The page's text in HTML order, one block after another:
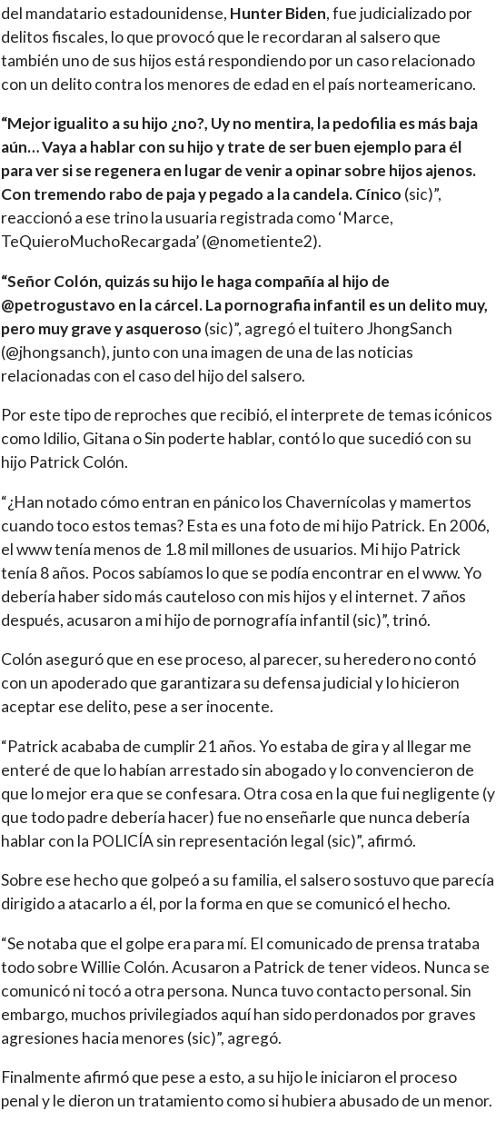
del mandatario estadounidense, Hunter Biden, fue judicializado por
delitos fiscales, lo que provocó que le recordaran al salsero que
también uno de sus hijos está respondiendo por un caso relacionado
con un delito contra los menores de edad en el país norteamericano.
“Mejor igualito a su hijo ¿no?, Uy no mentira, la pedofilia es más baja
aún… Vaya a hablar con su hijo y trate de ser buen ejemplo para él
para ver si se regenera en lugar de venir a opinar sobre hijos ajenos.
Con tremendo rabo de paja y pegado a la candela. Cínico (sic)”,
reaccionó a ese trino la usuaria registrada como ‘Marce,
TeQuieroMuchoRecargada’ (@nometiente2).
“Señor Colón, quizás su hijo le haga compañía al hijo de
@petrogustavo en la cárcel. La pornografia infantil es un delito muy,
pero muy grave y asqueroso (sic)”, agregó el tuitero JhongSanch
(@jhongsanch), junto con una imagen de una de las noticias
relacionadas con el caso del hijo del salsero.
Por este tipo de reproches que recibió, el interprete de temas icónicos
como Idilio, Gitana o Sin poderte hablar, contó lo que sucedió con su
hijo Patrick Colón.
“¿Han notado cómo entran en pánico los Chavernícolas y mamertos
cuando toco estos temas? Esta es una foto de mi hijo Patrick. En 2006,
el www tenía menos de 1.8 mil millones de usuarios. Mi hijo Patrick
tenía 8 años. Pocos sabíamos lo que se podía encontrar en el www. Yo
debería haber sido más cauteloso con mis hijos y el internet. 7 años
después, acusaron a mi hijo de pornografía infantil (sic)”, trinó.
Colón aseguró que en ese proceso, al parecer, su heredero no contó
con un apoderado que garantizara su defensa judicial y lo hicieron
aceptar ese delito, pese a ser inocente.
“Patrick acababa de cumplir 21 años. Yo estaba de gira y al llegar me
enteré de que lo habían arrestado sin abogado y lo convencieron de
que lo mejor era que se confesara. Otra cosa en la que fui negligente (y
que todo padre debería hacer) fue no enseñarle que nunca debería
hablar con la POLICÍA sin representación legal (sic)”, afirmó.
Sobre ese hecho que golpeó a su familia, el salsero sostuvo que parecía
dirigido a atacarlo a él, por la forma en que se comunicó el hecho.
“Se notaba que el golpe era para mí. El comunicado de prensa trataba
todo sobre Willie Colón. Acusaron a Patrick de tener videos. Nunca se
comunicó ni tocó a otra persona. Nunca tuvo contacto personal. Sin
embargo, muchos privilegiados aquí han sido perdonados por graves
agresiones hacia menores (sic)”, agregó.
Finalmente afirmó que pese a esto, a su hijo le iniciaron el proceso
penal y le dieron un tratamiento como si hubiera abusado de un menor.